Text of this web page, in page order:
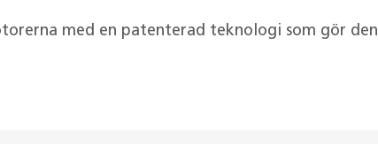
med en patenterad teknologi som gör den